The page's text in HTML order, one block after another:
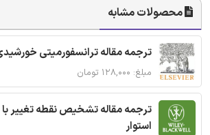
محصولات مشابه
ترجمه مقاله ترانسفورمیتی
مبلغ: ۱۲۸,۰۰۰ تومان
ترجمه مقاله تشخیص نقطه تغییر با
استوار